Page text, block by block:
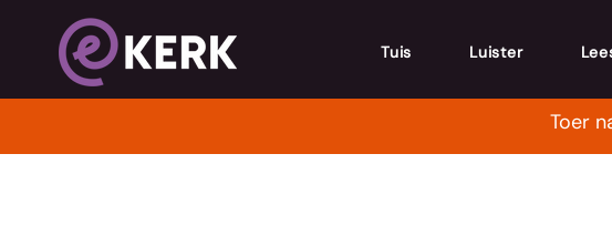
Tuis Luister
Toer